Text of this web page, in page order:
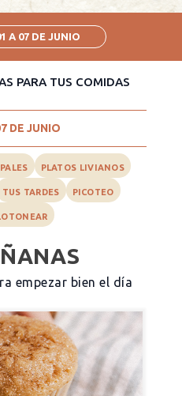
DE JUNIO
A 07 DE JUNIO
PARA TUS COMIDAS
PLATOS LIVIANOS
TUS TARDES PICOTEO
empezar bien el día